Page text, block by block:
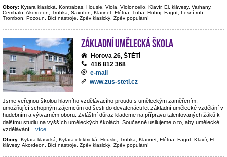
Obory: Kytara klasická, Kontrabas, Housle, Viola, Violoncello, Klavír, El. klávesy, Varhany,
Cembalo, Akordeon, Trubka, Saxofon, Klarinet, Flétna, Tuba, Hoboj, Fagot, Lesní roh,
Trombon, Pozoun, Bicí nástroje, Zpěv klasický, Zpěv populární
Základní umělecká škola
Horova 26, ŠTĚTÍ
416 812 368
e-mail
www.zus-steti.cz
Jsme veřejnou školou hlavního vzdělávacího proudu s uměleckým zaměřením,
umožňující schopným zájemcům od šesti do devatenácti let základní umělecké vzdělání v
hudebním a výtvarném oboru. Zvláštní důraz klademe na přípravu talentovaných žáků k
dalšímu studiu na vyšších uměleckých školách. Současně usilujeme o to, aby umělecké
vzdělávání
více
Obory: Kytara klasická, Kytara elektrická, Housle, Trubka, Klarinet, Flétna, Fagot, Klavír, El.
klávesy, Akordeon, Bicí nástroje, Zpěv klasický, Zpěv populární